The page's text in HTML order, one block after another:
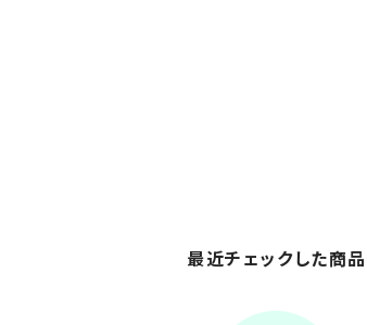
最近チェックした商品